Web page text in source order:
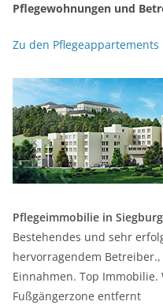
Pflegewohnungen und
Zu den Pflegeappartements
Pflegeimmobilie in
Bestehendes und sehr
hervorragendem
Einnahmen. Top
Fußgängerzone entfernt